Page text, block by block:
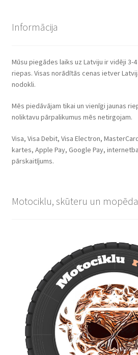
Informācija
Mūsu piegādes laiks uz Latviju ir vidēji 3-
riepas. Visas norādītās cenas ietver
nodokli.
Mēs piedāvājam tikai un vienīgi jaunas
noliktavu pārpalikumus mēs netirgojam.
Visa, Visa Debit, Visa Electron,
kartes, Apple Pay, Google Pay,
pārskaitījums.
Motociklu, skūteru un